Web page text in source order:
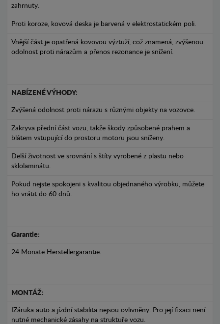
zahrnuty.
Proti koroze, kovová deska je barvená v elektrostatickém poli.
Vnější část je opatřená kovovou výztuží, což znamená, zvýšenou
odolnost proti nárazům a přenos rezonance je snížení.
NABÍZENÉ VÝHODY:
Zvýšená odolnost proti nárazu s různými objekty na vozovce.
Zakryva přední část vozu, takže škody způsobené prahem a
blátem vstupující do prostoru motoru jsou sníženy.
Delší životnost ve srovnání s štíty vyrobené z plastu nebo
sklolaminátu.
Pokud nejste spokojeni s kvalitou objednaného výrobku, můžete
ho vrátit do 60 dnů.
Garantie:
24 Monate Herstellergarantie.
MONTÁŽ:
IZáruka auto a jízdní stabilita nejsou ovlivněny. Pro její fixaci není
nutné mechanické zásahy na struktuře vozu.